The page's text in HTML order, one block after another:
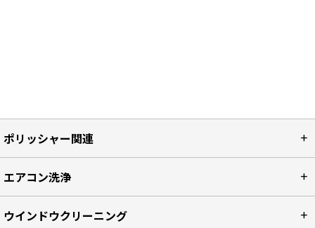
ポリッシャー関連
エアコン洗浄
ウインドウクリーニング